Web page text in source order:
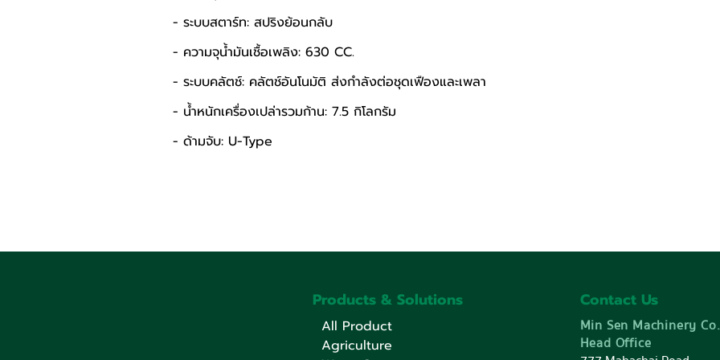
- ระบบสตาร์ท: สปริงย้อนกลับ
- ความจุน้ำมันเชื้อเพลิง: 630 CC.
- ระบบคลัตช์: คลัตช์อันโนมัติ ส่งกำลังต่อชุดเฟืองและเพลา
- น้ำหนักเครื่องเปล่ารวมก้าน: 7.5 กิโลกรัม
- ด้ามจับ: U-Type
Products & Solutions
All Product
Agriculture
Contact Us
Min Sen Machinery
Head Office